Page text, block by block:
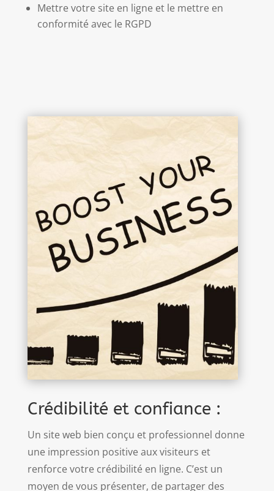
Mettre votre site en ligne et le mettre en
conformité avec le RGPD
Crédibilité et confiance :
Un site web bien conçu et professionnel donne
une impression positive aux visiteurs et
renforce votre crédibilité en ligne. C’est un
moyen de vous présenter, de partager des